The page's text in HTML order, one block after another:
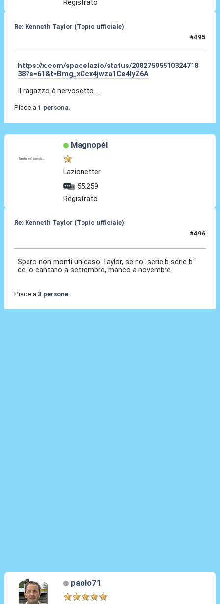
Registrato
Re: Kenneth Taylor (Topic ufficiale)
#495
https://x.com/spacelazio/status/20827595510324718
38?s=61&t=Bmg_xCcx4jwza1Ce4lyZ6A
Il ragazzo è nervosetto....
Piace a 1 persona
Magnopèl
Lazionetter
55.259
Registrato
Re: Kenneth Taylor (Topic ufficiale)
#496
Spero non monti un caso Taylor, se no "serie b serie b"
ce lo cantano a settembre, manco a novembre
Piace a 3 persone.
paolo71